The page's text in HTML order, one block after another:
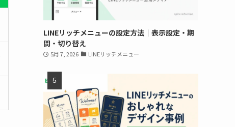
LINEリッチメニューの設定方法｜表示設定・期
間・切り替え
5月 7, 2026 LINEリッチメニュー